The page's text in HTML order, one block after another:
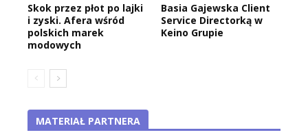
Skok przez płot po lajki
i zyski. Afera wśród
polskich marek
modowych
Basia Gajewska Client
Service Directorką w
Keino Grupie
MATERIAŁ PARTNERA